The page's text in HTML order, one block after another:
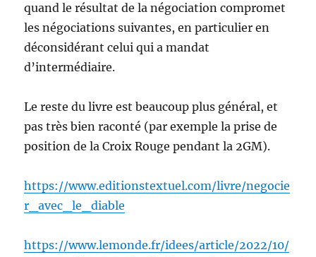
quand le résultat de la négociation compromet
les négociations suivantes, en particulier en
déconsidérant celui qui a mandat
d’intermédiaire.
Le reste du livre est beaucoup plus général, et
pas très bien raconté (par exemple la prise de
position de la Croix Rouge pendant la 2GM).
https://www.editionstextuel.com/livre/negocie
r_avec_le_diable
https://www.lemonde.fr/idees/article/2022/10/